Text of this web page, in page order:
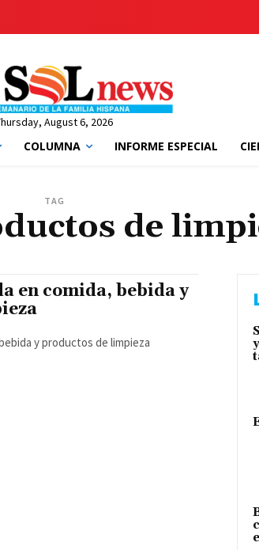
August 6, 2026
COLUMNA INFORME ESPECIAL
TAG
de
en comida, bebida y
y productos de limpieza